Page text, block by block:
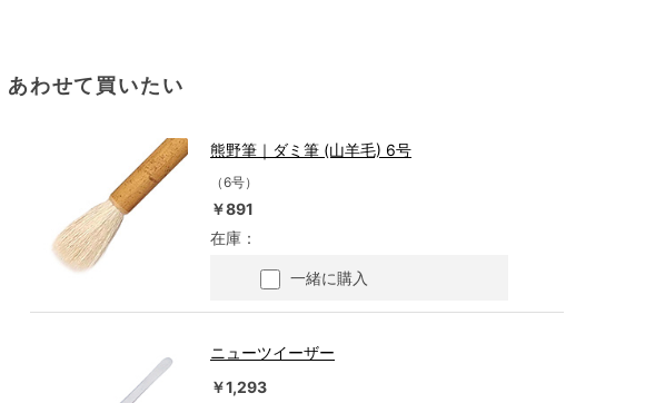
あわせて買いたい
熊野筆｜ダミ筆 (山羊毛) 6号
（6号）
￥891
在庫：
一緒に購入
ニューツイーザー
￥1,293